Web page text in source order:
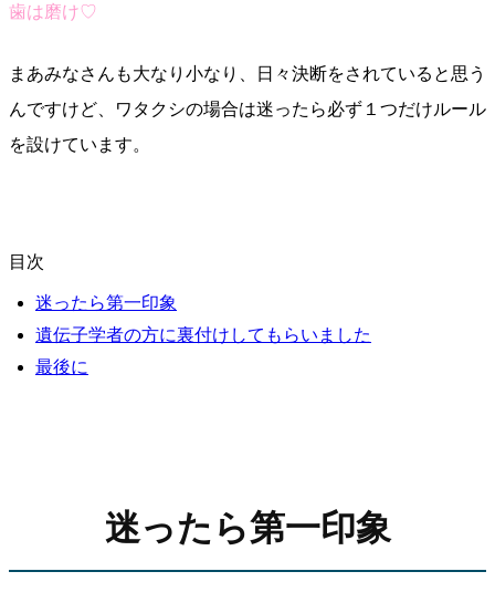
歯は磨け♡
まあみなさんも大なり小なり、日々決断をされていると思う
んですけど、ワタクシの場合は迷ったら必ず１つだけルール
を設けています。
目次
迷ったら第一印象
遺伝子学者の方に裏付けしてもらいました
最後に
迷ったら第一印象